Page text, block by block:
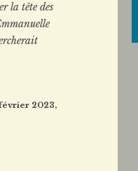
la tête des
2023,